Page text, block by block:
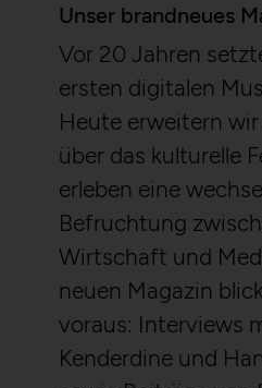
Unser brandneues
Vor 20 Jahren
ersten digitalen
Heute erweitern
über das kulturelle
erleben eine
Befruchtung
Wirtschaft und
neuen Magazin
voraus: Interviews
Kenderdine und